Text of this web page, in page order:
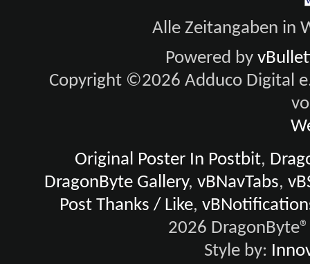
Alle Zeitangaben in
Powered by
Copyright ©2026 Adduco Digital
Original Poster In Postbit,
DragonByte Gallery,vBNavTabs,
Post Thanks / Like,
2026
Style by: